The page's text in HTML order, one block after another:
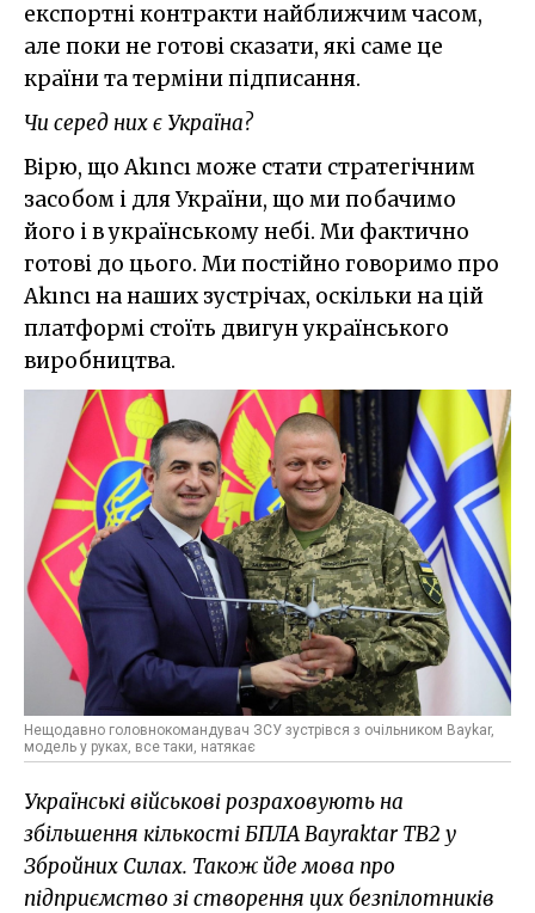
експортні контракти найближчим часом,
але поки не готові сказати, які саме це
країни та терміни підписання.
Чи серед них є Україна?
Вірю, що Akıncı може стати стратегічним
засобом і для України, що ми побачимо
його і в українському небі. Ми фактично
готові до цього. Ми постійно говоримо про
Akıncı на наших зустрічах, оскільки на цій
платформі стоїть двигун українського
виробництва.
Нещодавно головнокомандувач ЗСУ зустрівся з очільником Вaykar,
модель у руках, все таки, натякає
Українські військові розраховують на
збільшення кількості БПЛА Bayraktar TB2 у
Збройних Силах. Також йде мова про
підприємство зі створення цих безпілотників